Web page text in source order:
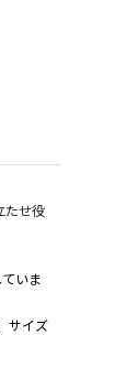
たせ役
いま
サイズ